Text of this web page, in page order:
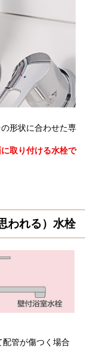
形状に合わせた専
取り付ける水栓で
われる）水栓
管が傷つく場合